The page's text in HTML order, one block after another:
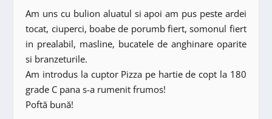
Am uns cu bulion aluatul si apoi am pus peste ardei
tocat, ciuperci, boabe de porumb fiert, somonul fiert
in prealabil, masline, bucatele de anghinare oparite
si branzeturile.
Am introdus la cuptor Pizza pe hartie de copt la 180
grade C pana s-a rumenit frumos!
Poftă bună!